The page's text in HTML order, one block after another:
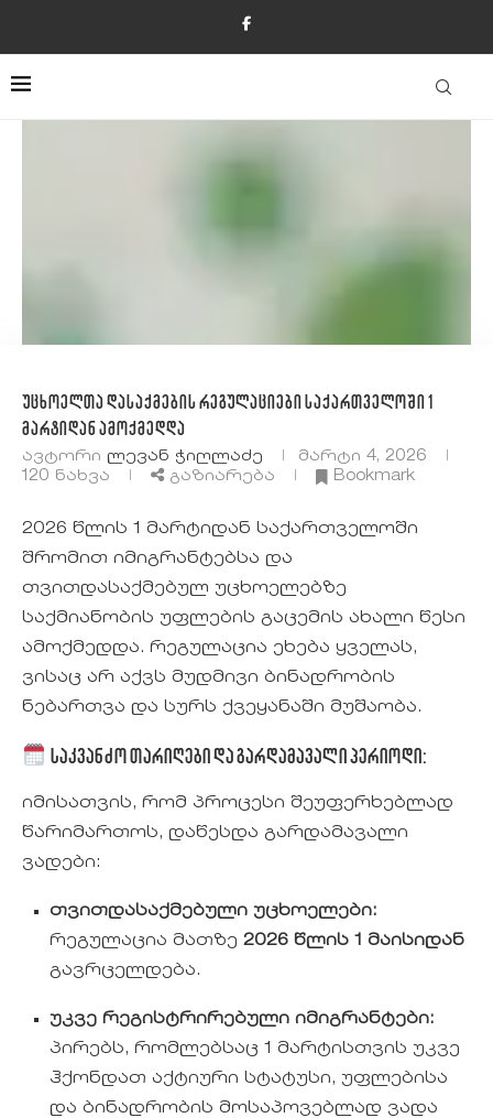
უცხოელთა დასაქმების რეგულაციები საქართველოში 1
მარტიდან ამოქმედდა
ავტორი Ლევან Ჭიღლაძე
მარტი 4, 2026
120 ნახვა გაზიარება Bookmark
2026 წლის 1 მარტიდან საქართველოში
შრომით იმიგრანტებსა და
თვითდასაქმებულ უცხოელებზე
საქმიანობის უფლების გაცემის ახალი წესი
ამოქმედდა. რეგულაცია ეხება ყველას,
ვისაც არ აქვს მუდმივი ბინადრობის
ნებართვა და სურს ქვეყანაში მუშაობა.
საკვანძო თარიღები და გარდამავალი პერიოდი:
იმისათვის, რომ პროცესი შეუფერხებლად
წარიმართოს, დაწესდა გარდამავალი
ვადები:
თვითდასაქმებული უცხოელები:
რეგულაცია მათზე 2026 წლის 1 მაისიდან
გავრცელდება.
უკვე რეგისტრირებული იმიგრანტები:
პირებს, რომლებსაც 1 მარტისთვის უკვე
ჰქონდათ აქტიური სტატუსი, უფლებისა
და ბინადრობის მოსაპოვებლად ვადა